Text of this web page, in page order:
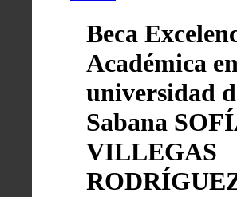
Beca
Académica
universidad
Sabana
VILLEGAS